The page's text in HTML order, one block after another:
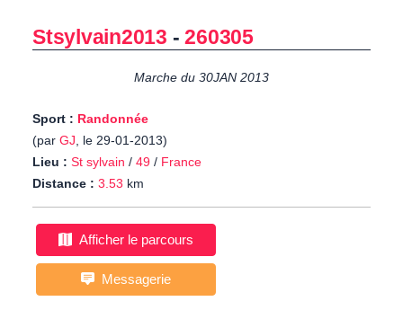
Stsylvain2013 -260305
Marche du 30JAN 2013
Sport : Randonnée
(par GJ, le 29-01-2013)
Lieu : St sylvain / 49 / France
Distance : 3.53 km
Afficher le parcours
Messagerie